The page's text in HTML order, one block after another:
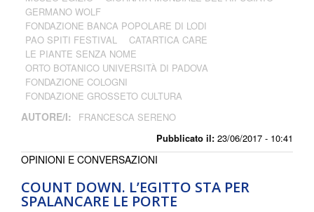
Pubblicato il: 23/06/2017 - 10:41
GERMANO WOLF
FONDAZIONE BANCA POPOLARE DI LODI
PAO SPITI FESTIVAL
CATARTICA CARE
LE PIANTE SENZA NOME
ORTO BOTANICO UNIVERSITÀ DI PADOVA
FONDAZIONE COLOGNI
FONDAZIONE GROSSETO CULTURA
AUTORE/I: FRANCESCA SERENO
COUNT DOWN. L’EGITTO STA PER
SPALANCARE LE PORTE
OPINIONI E CONVERSAZIONI